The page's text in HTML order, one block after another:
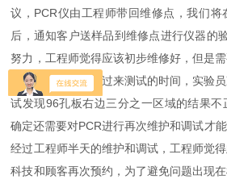
议，PCR仪由工程师带回维修点，我们将
后，通知客户送样品到维修点进行仪器的
努力，工程师觉得应该初步维修好，但是
我们和顾客预约了过来测试的时间，实验
试发现96孔板右边三分之一区域的结果不
确定还需要对PCR进行再次维护和调试才
经过工程师半天的维护和调试，工程师觉
科技和顾客再次预约，为了避免问题出现